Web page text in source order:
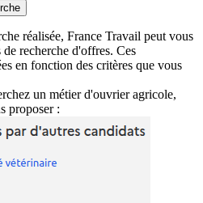
réalisée, France Travail peut vous
recherche d'offres. Ces
en fonction des critères que vous
un métier d'ouvrier agricole,
proposer :